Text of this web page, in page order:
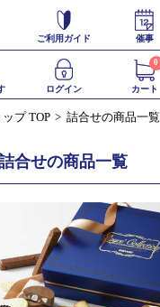
ご利用ガイド 催事
ログイン カート
0
プ TOP 詰合せの商品一覧
合せの商品一覧